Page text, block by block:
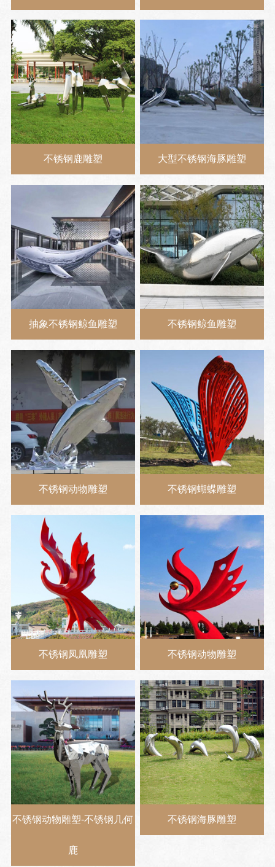
不锈钢鹿雕塑 大型不锈钢海豚雕塑
抽象不锈钢鲸鱼雕塑 不锈钢鲸鱼雕塑
不锈钢动物雕塑 不锈钢蝴蝶雕塑
不锈钢凤凰雕塑 不锈钢动物雕塑
不锈钢动物雕塑-不锈钢几何
鹿
不锈钢海豚雕塑